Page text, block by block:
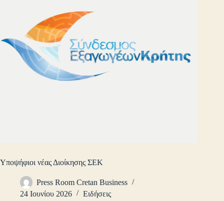
Υποψήφιοι νέας Διοίκησης ΣΕΚ
Press Room Cretan Business
24 Ιουνίου 2026
Ειδήσεις